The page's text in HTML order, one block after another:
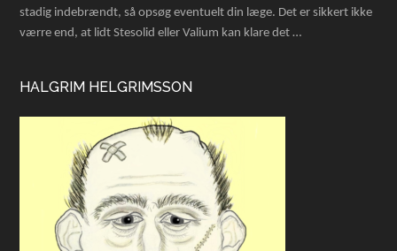
stadig indebrændt, så opsøg eventuelt din læge. Det er sikkert ikke
værre end, at lidt Stesolid eller Valium kan klare det …
HALGRIM HELGRIMSSON